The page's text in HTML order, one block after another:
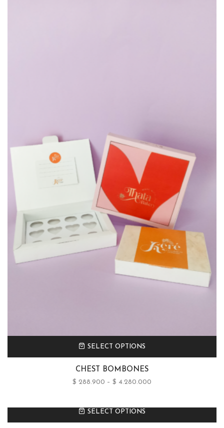
SELECT OPTIONS
CHEST BOMBONES
$ 288.900 – $ 4.280.000
SELECT OPTIONS